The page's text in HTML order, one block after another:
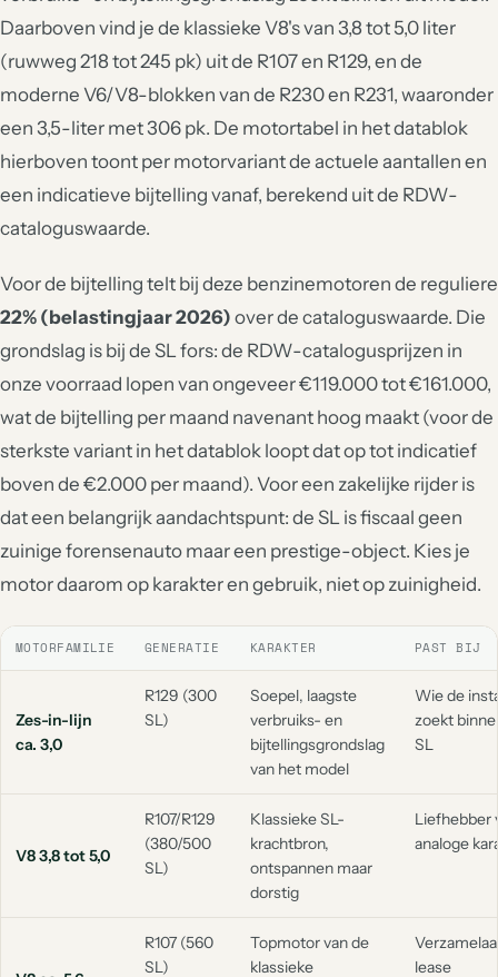
Daarboven vind je de klassieke V8's van 3,8 tot 5,0 liter
(ruwweg 218 tot 245 pk) uit de R107 en R129, en de
moderne V6/V8-blokken van de R230 en R231, waaronder
een 3,5-liter met 306 pk. De motortabel in het datablok
hierboven toont per motorvariant de actuele aantallen en
een indicatieve bijtelling vanaf, berekend uit de RDW-
cataloguswaarde.
Voor de bijtelling telt bij deze benzinemotoren de reguliere
22% (belastingjaar 2026) over de cataloguswaarde. Die
grondslag is bij de SL fors: de RDW-catalogusprijzen in
onze voorraad lopen van ongeveer €119.000 tot €161.000,
wat de bijtelling per maand navenant hoog maakt (voor de
sterkste variant in het datablok loopt dat op tot indicatief
boven de €2.000 per maand). Voor een zakelijke rijder is
dat een belangrijk aandachtspunt: de SL is fiscaal geen
zuinige forensenauto maar een prestige-object. Kies je
motor daarom op karakter en gebruik, niet op zuinigheid.
MOTORFAMILIE GENERATIE KARAKTER PAST BIJ
Zes-in-lijn
ca. 3,0
R129 (300
SL)
Soepel, laagste
verbruiks- en
bijtellingsgrondslag
van het model
Wie de
zoekt
SL
V8 3,8 tot 5,0
R107/R129
(380/500
SL)
Klassieke SL-
krachtbron,
ontspannen maar
dorstig
Liefhebber
analoge
R107 (560
SL)
Topmotor van de
klassieke
lease